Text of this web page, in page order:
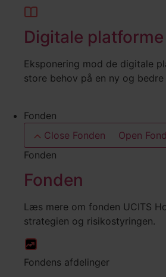
Digitale platforme
Eksponering mod de digitale
store behov på en ny og bedre
Fonden
Close Fonden
Open
Fonden
Fonden
Læs mere om fonden UCITS
strategien og risikostyringen.
Fondens afdelinger